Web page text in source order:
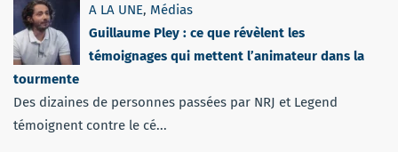
A LA UNE, Médias
Guillaume Pley : ce que révèlent les
témoignages qui mettent l’animateur dans la
tourmente
Des dizaines de personnes passées par NRJ et Legend
témoignent contre le cé...